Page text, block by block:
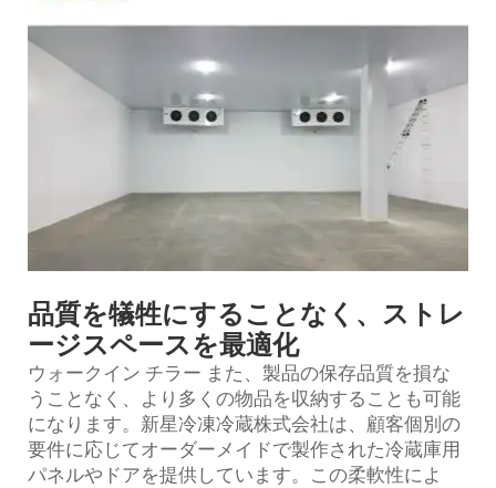
品質を犠牲にすることなく、ストレ
ージスペースを最適化
ウォークイン チラー また、製品の保存品質を損な
うことなく、より多くの物品を収納することも可能
になります。新星冷凍冷蔵株式会社は、顧客個別の
要件に応じてオーダーメイドで製作された冷蔵庫用
パネルやドアを提供しています。この柔軟性によ